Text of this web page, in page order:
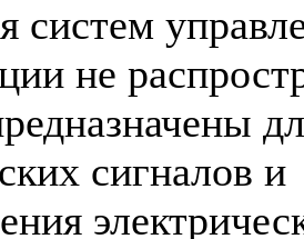
систем
не
сигналов и